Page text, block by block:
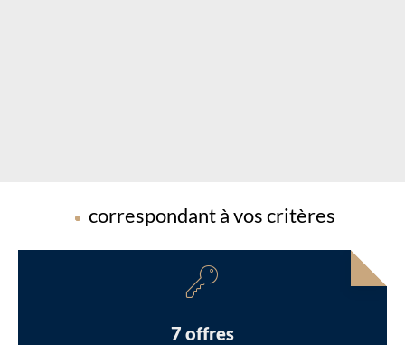
Chargement...
correspondant à vos critères
7 offres